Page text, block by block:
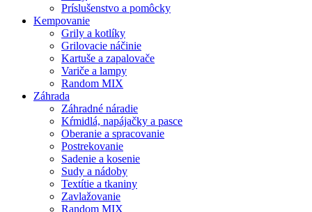
Príslušenstvo a pomôcky
Kempovanie
Grily a kotlíky
Grilovacie náčinie
Kartuše a zapalovače
Variče a lampy
Random MIX
Záhrada
Záhradné náradie
Kŕmidlá, napájačky a pasce
Oberanie a spracovanie
Postrekovanie
Sadenie a kosenie
Sudy a nádoby
Textítie a tkaniny
Zavlažovanie
Random MIX